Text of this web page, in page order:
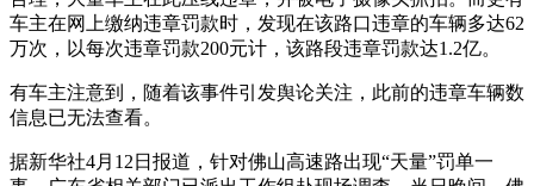
车主在网上缴纳违章罚款时，发现在该路口违章的车辆多达62
万次，以每次违章罚款200元计，该路段违章罚款达1.2亿。
有车主注意到，随着该事件引发舆论关注，此前的违章车辆数
信息已无法查看。
据新华社4月12日报道，针对佛山高速路出现“天量”罚单一